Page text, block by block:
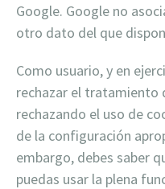
Google. Google no
otro dato del que
Como usuario, y en
rechazar el tratamiento
rechazando el uso de
de la configuración
embargo, debes saber
puedas usar la plena